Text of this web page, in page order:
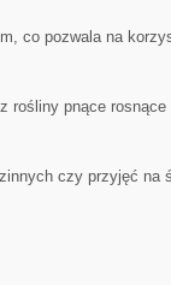
co pozwala na
rośliny‌ pnące
czy przyjęć na